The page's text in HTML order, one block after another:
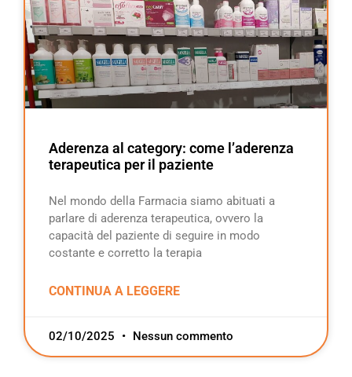
Aderenza al category: come l’aderenza
terapeutica per il paziente
Nel mondo della Farmacia siamo abituati a
parlare di aderenza terapeutica, ovvero la
capacità del paziente di seguire in modo
costante e corretto la terapia
CONTINUA A LEGGERE
02/10/2025 Nessun commento